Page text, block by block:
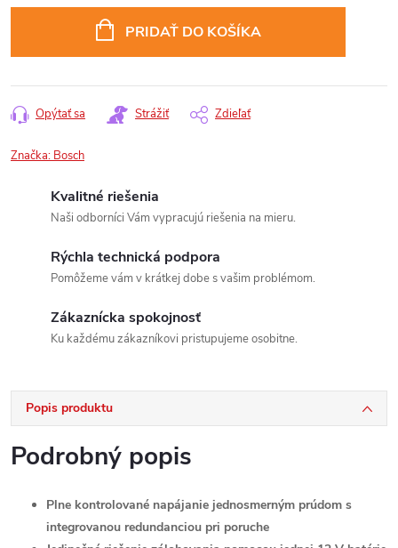
PRIDAŤ DO KOŠÍKA
Opýtať sa Strážiť Zdieľať
Značka: Bosch
Kvalitné riešenia
Naši odborníci Vám vypracujú riešenia na mieru.
Rýchla technická podpora
Pomôžeme vám v krátkej dobe s vašim problémom.
Zákaznícka spokojnosť
Ku každému zákazníkovi pristupujeme osobitne.
Popis produktu
Podrobný popis
Plne kontrolované napájanie jednosmerným prúdom s
integrovanou redundanciou pri poruche